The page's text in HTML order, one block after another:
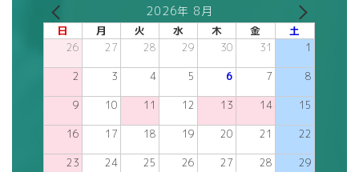
2026年 8月
日 月 火 水 木 金 土
26 27 28 29 30 31 1
2 3 4 5 6 7 8
9 10 11 12 13 14 15
16 17 18 19 20 21 22
23 24 25 26 27 28 29